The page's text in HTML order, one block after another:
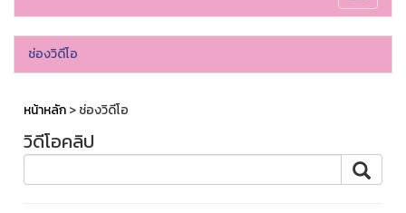
ช่องวิดีโอ
หน้าหลัก> ช่องวิดีโอ
วิดีโอคลิป